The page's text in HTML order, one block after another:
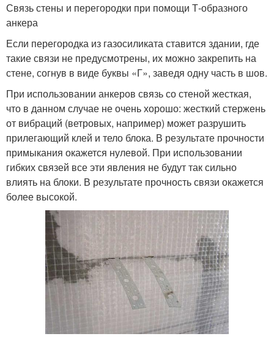
Связь стены и перегородки при помощи Т-образного
анкера
Если перегородка из газосиликата ставится здании, где
такие связи не предусмотрены, их можно закрепить на
стене, согнув в виде буквы «Г», заведя одну часть в шов.
При использовании анкеров связь со стеной жесткая,
что в данном случае не очень хорошо: жесткий стержень
от вибраций (ветровых, например) может разрушить
прилегающий клей и тело блока. В результате прочности
примыкания окажется нулевой. При использовании
гибких связей все эти явления не будут так сильно
влиять на блоки. В результате прочность связи окажется
более высокой.